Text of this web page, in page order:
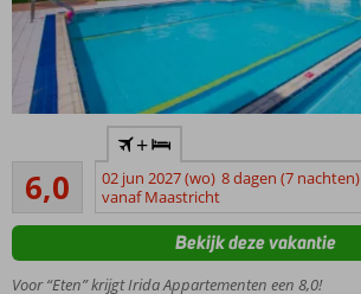
van
Malia
gelegen
van Malia
6,0Voldoende
3
beoordelingen
+
02 jun 2027 (wo) 8 dagen (7 nachten)
vanaf Maastricht
Voor “Eten” krijgt Irida Appartementen een 8,0!
Bekijk deze vakantie